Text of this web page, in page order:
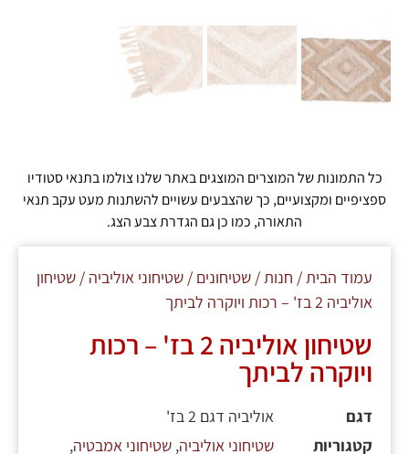
כל התמונות של המוצרים המוצגים באתר שלנו צולמו בתנאי סטודיו
ספציפיים ומקצועיים, כך שהצבעים עשויים להשתנות מעט עקב תנאי
התאורה, כמו כן גם הגדרת צבע הצג.
עמוד הבית/ חנות/ שטיחונים / שטיחוני אוליביה / שטיחון
אוליביה 2 בז' – רכות ויוקרה לביתך
שטיחון אוליביה 2 בז' – רכות
ויוקרה לביתך
דגם
אוליביה דגם 2 בז'
קטגוריות
שטיחוני אוליביה, שטיחוני אמבטיה,